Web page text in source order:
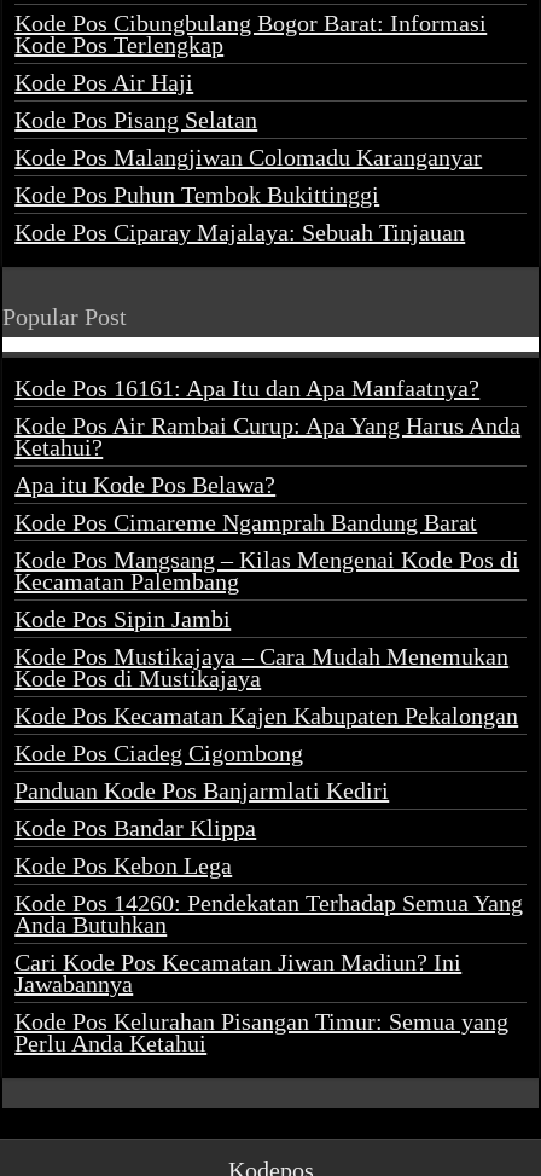
Kode Pos Cibungbulang Bogor Barat: Informasi
Kode Pos Terlengkap
Kode Pos Air Haji
Kode Pos Pisang Selatan
Kode Pos Malangjiwan Colomadu Karanganyar
Kode Pos Puhun Tembok Bukittinggi
Kode Pos Ciparay Majalaya: Sebuah Tinjauan
Popular Post
Kode Pos 16161: Apa Itu dan Apa Manfaatnya?
Kode Pos Air Rambai Curup: Apa Yang Harus Anda
Ketahui?
Apa itu Kode Pos Belawa?
Kode Pos Cimareme Ngamprah Bandung Barat
Kode Pos Mangsang – Kilas Mengenai Kode Pos di
Kecamatan Palembang
Kode Pos Sipin Jambi
Kode Pos Mustikajaya – Cara Mudah Menemukan
Kode Pos di Mustikajaya
Kode Pos Kecamatan Kajen Kabupaten Pekalongan
Kode Pos Ciadeg Cigombong
Panduan Kode Pos Banjarmlati Kediri
Kode Pos Bandar Klippa
Kode Pos Kebon Lega
Kode Pos 14260: Pendekatan Terhadap Semua Yang
Anda Butuhkan
Cari Kode Pos Kecamatan Jiwan Madiun? Ini
Jawabannya
Kode Pos Kelurahan Pisangan Timur: Semua yang
Perlu Anda Ketahui
Kodepos